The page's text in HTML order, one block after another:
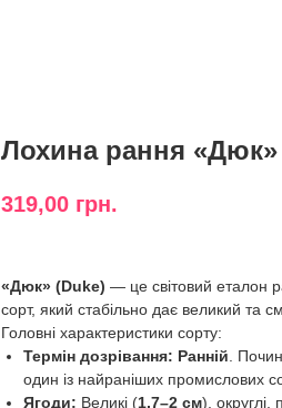
Лохина рання
319,00 грн.
«Дюк» (Duke) — це світовий еталон
сорт, який стабільно дає великий
Головні характеристики сорту:
Термін дозрівання: Ранній.
один із найраніших промислових
Ягоди: Великі (1,7–2 см), округлі,